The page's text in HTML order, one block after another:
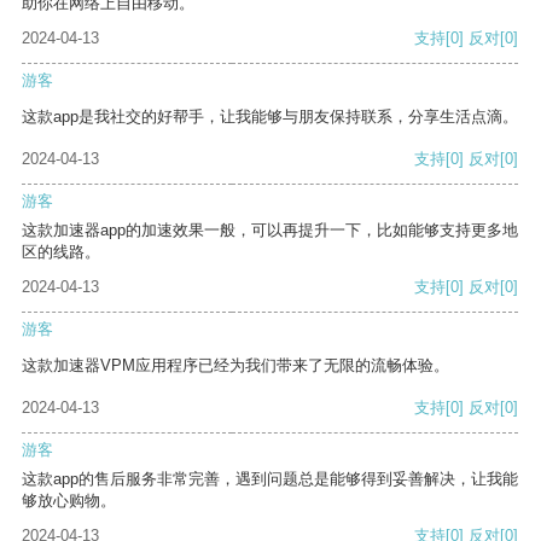
2024-04-13
支持[0] 反对[0]
游客
这款app是我社交的好帮手，让我能够与朋友保持联系，分享生活点滴。
2024-04-13 支持[0] 反对[0]
游客
这款加速器app的加速效果一般，可以再提升一下，比如能够支持更多地
区的线路。
2024-04-13
支持[0] 反对[0]
游客
这款加速器VPM应用程序已经为我们带来了无限的流畅体验。
2024-04-13 支持[0] 反对[0]
游客
这款app的售后服务非常完善，遇到问题总是能够得到妥善解决，让我能
够放心购物。
2024-04-13
支持[0] 反对[0]